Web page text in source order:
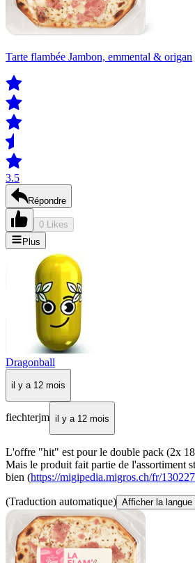
Tarte flambée Jambon, emmental & origan
3.5
Répondre
0 Likes
Plus
Dragonball
il y a 12 mois
fiechterjm il y a 12 mois
L'offre "hit" est pour le double pack (2x
Mais le produit fait partie de l'assortiment
bien (https://migipedia.migros.ch/fr/
(Traduction automatique) Afficher la langue